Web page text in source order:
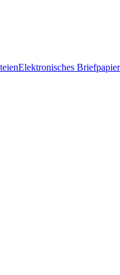
Elektronisches Briefpapier